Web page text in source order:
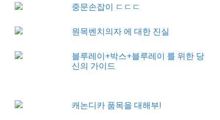
중문손잡이 ㄷㄷㄷ
원목벤치의자 에 대한 진실
블루레이+박스+블루레이 를 위한 당
신의 가이드
캐논디카 품목을 대해부!